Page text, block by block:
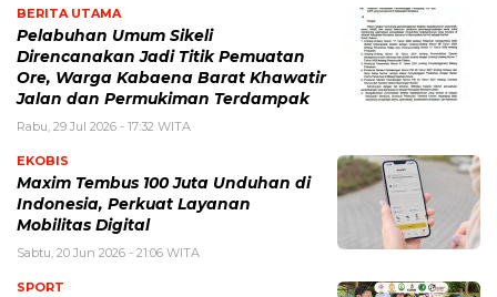
BERITA UTAMA
Pelabuhan Umum Sikeli
Direncanakan Jadi Titik Pemuatan
Ore, Warga Kabaena Barat Khawatir
Jalan dan Permukiman Terdampak
Rabu, 29 Jul 2026 - 17:32 WITA
EKOBIS
Maxim Tembus 100 Juta Unduhan di
Indonesia, Perkuat Layanan
Mobilitas Digital
Sabtu, 20 Jun 2026 - 21:06 WITA
SPORT